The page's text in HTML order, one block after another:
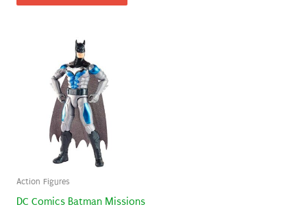
Action Figures
DC Comics Batman Missions